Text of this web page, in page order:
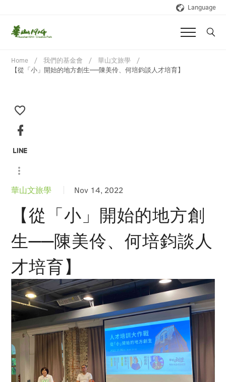
Language
Home 我們的基金會
華山文旅學
【從「小」開始的地方創生──陳美伶、何培鈞談人才培育】
華山文旅學 Nov 14, 2022
【從「小」開始的地方創
生──陳美伶、何培鈞談人
才培育】